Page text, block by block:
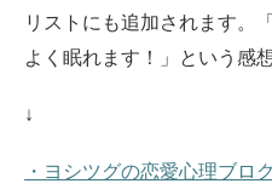
リストにも追加されます。
よく眠れます！」という感
↓
・ヨシツグの恋愛心理ブロ